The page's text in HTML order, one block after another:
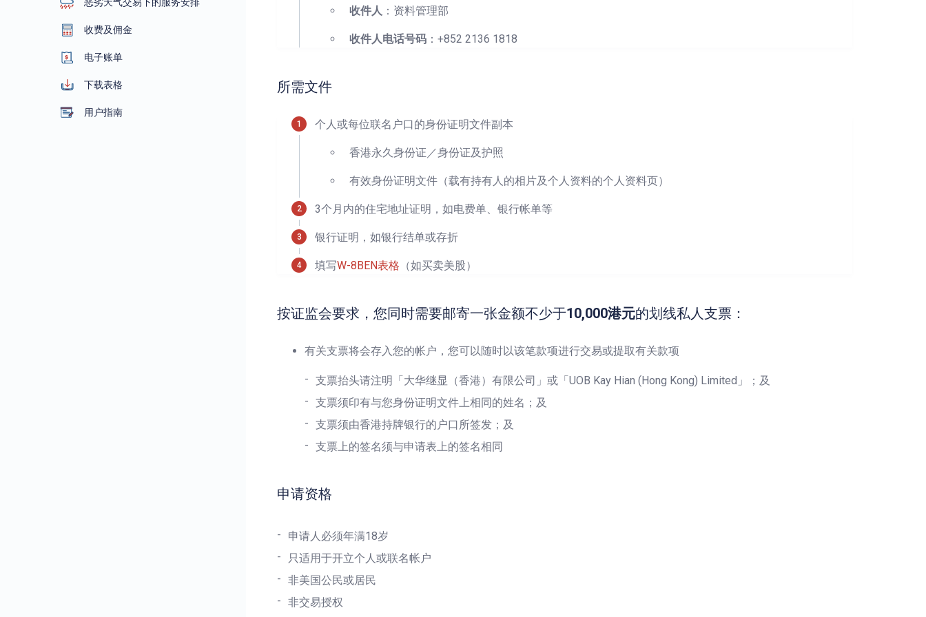
收费及佣金
电子账单
下载表格
用户指南
收件人 ：资料管理部
收件人电话号码 ：+852 2136 1818
所需文件
个人或每位联名户口的身份证明文件副本
香港永久身份证／身份证及护照
有效身份证明文件（载有持有人的相片及个人资料的个人资料页）
3个月内的住宅地址证明，如电费单、银行帐单等
银行证明，如银行结单或存折
填写W-8BEN表格 （如买卖美股）
按证监会要求，您同时需要邮寄一张金额不少于10,000港元的划线私人支票：
有关支票将会存入您的帐户，您可以随时以该笔款项进行交易或提取有关款项
支票抬头请注明「大华继显（香港）有限公司」或「UOB Kay Hian (Hong Kong) Limited」；及
支票须印有与您身份证明文件上相同的姓名；及
支票须由香港持牌银行的户口所签发；及
支票上的签名须与申请表上的签名相同
申请资格
申请人必须年满18岁
只适用于开立个人或联名帐户
非美国公民或居民
非交易授权